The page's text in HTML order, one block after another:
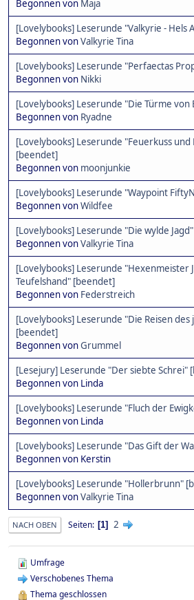
Begonnen von Maja
[Lovelybooks] Leserunde "Valkyrie - Hels
Begonnen vonValkyrie Tina
[Lovelybooks] Leserunde "Perfaectas
Begonnen von Nikki
[Lovelybooks] Leserunde "Die Türme von
Begonnen von Ryadne
[Lovelybooks] Leserunde "Feuerkuss und
[beendet]
Begonnen von moonjunkie
[Lovelybooks] Leserunde "Waypoint
Begonnen vonWildfee
[Lovelybooks] Leserunde "Die wylde
Begonnen vonValkyrie Tina
[Lovelybooks] Leserunde "Hexenmeister
Teufelshand" [beendet]
Begonnen von Federstreich
[Lovelybooks] Leserunde "Die Reisen
[beendet]
Begonnen vonGrummel
[Lesejury] Leserunde "Der siebte Schrei"
Begonnen von Linda
[Lovelybooks] Leserunde "Fluch der
Begonnen von Linda
[Lovelybooks] Leserunde "Das Gift der
Begonnen von Kerstin
[Lovelybooks] Leserunde "Hollerbrunn"
Begonnen vonValkyrie Tina
NACH OBEN Seiten 1 2
Umfrage
Verschobenes Thema
Thema geschlossen